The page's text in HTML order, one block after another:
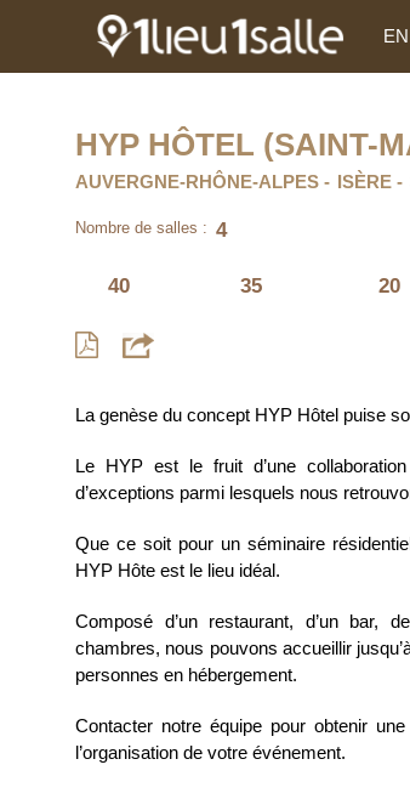
HYP HÔTEL (SAINT-
AUVERGNE-RHÔNE-ALPES ISÈRE
Nombre de salles : 4
40 35 20
La genèse du concept HYP Hôtel puise
Le HYP est le fruit d’une
d’exceptions parmi lesquels nous
Que ce soit pour un séminaire
HYP Hôte est le lieu idéal.
Composé d’un restaurant, d’un bar,
chambres, nous pouvons accueillir
personnes en hébergement.
Contacter notre équipe pour obtenir
l’organisation de votre événement.